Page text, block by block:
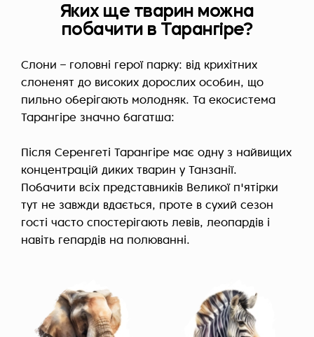
Яких ще тварин можна
побачити в Тарангіре?
Слони – головні герої парку: від крихітних
слоненят до високих дорослих особин, що
пильно оберігають молодняк. Та екосистема
Тарангіре значно багатша:
Після Серенгеті Тарангіре має одну з найвищих
концентрацій диких тварин у Танзанії.
Побачити всіх представників Великої п'ятірки
тут не завжди вдається, проте в сухий сезон
гості часто спостерігають левів, леопардів і
навіть гепардів на полюванні.